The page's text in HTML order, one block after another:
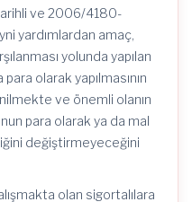
ve 2006/4180-
yardımlardan amaç,
yolunda yapılan
para olarak yapılmasının
ve önemli olanın
para olarak ya da mal
değiştirmeyeceğini
olan sigortalılara